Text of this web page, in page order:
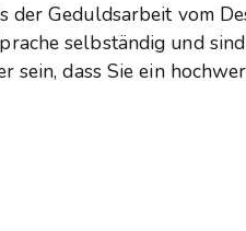
der Geduldsarbeit vom
selbständig und
sein, dass Sie ein